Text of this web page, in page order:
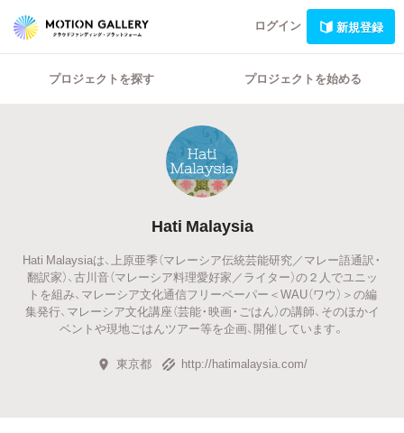
ログイン 新規登録
プロジェクトを探す プロジェクトを始める
Hati Malaysia
Hati Malaysiaは、上原亜季（マレーシア伝統芸能研究／マレー語通訳・
翻訳家）、古川音（マレーシア料理愛好家／ライター）の２人でユニッ
トを組み、マレーシア文化通信フリーペーパー＜WAU（ワウ）＞の編
集発行、マレーシア文化講座（芸能・映画・ごはん）の講師、そのほかイ
ベントや現地ごはんツアー等を企画、開催しています。
東京都 http://hatimalaysia.com/